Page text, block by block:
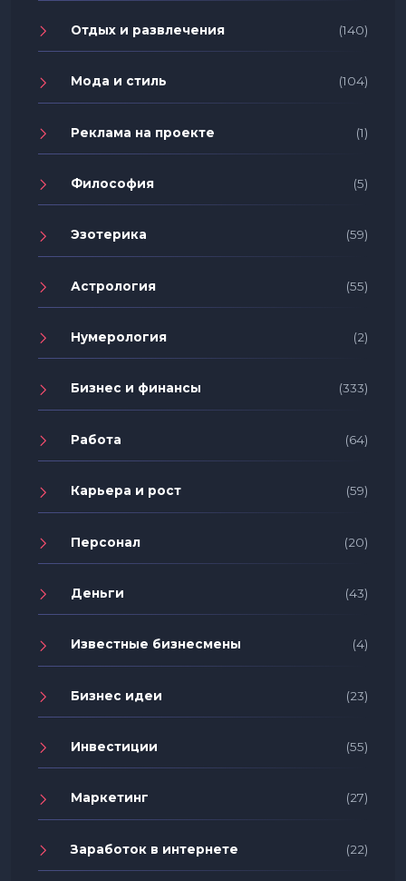
Отдых и развлечения (140)
Мода и стиль (104)
Реклама на проекте (1)
Философия (5)
Эзотерика (59)
Астрология (55)
Нумерология (2)
Бизнес и финансы (333)
Работа (64)
Карьера и рост (59)
Персонал (20)
Деньги (43)
Известные бизнесмены (4)
Бизнес идеи (23)
Инвестиции (55)
Маркетинг (27)
Заработок в интернете (22)